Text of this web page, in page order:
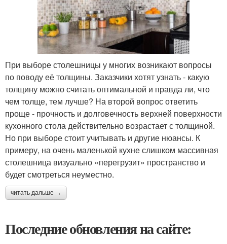
При выборе столешницы у многих возникают вопросы
по поводу её толщины. Заказчики хотят узнать - какую
толщину можно считать оптимальной и правда ли, что
чем толще, тем лучше? На второй вопрос ответить
проще - прочность и долговечность верхней поверхности
кухонного стола действительно возрастает с толщиной.
Но при выборе стоит учитывать и другие нюансы. К
примеру, на очень маленькой кухне слишком массивная
столешница визуально «перегрузит» пространство и
будет смотреться неуместно.
читать дальше →
Последние обновления на сайте: